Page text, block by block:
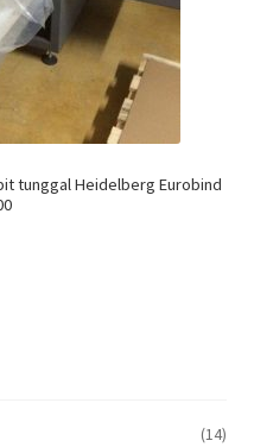
tunggal Heidelberg Eurobind
(14)